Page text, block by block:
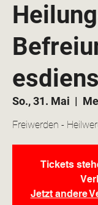
So., 31. Mai
  |
Freiwerden -
Tickets
Jetzt andere